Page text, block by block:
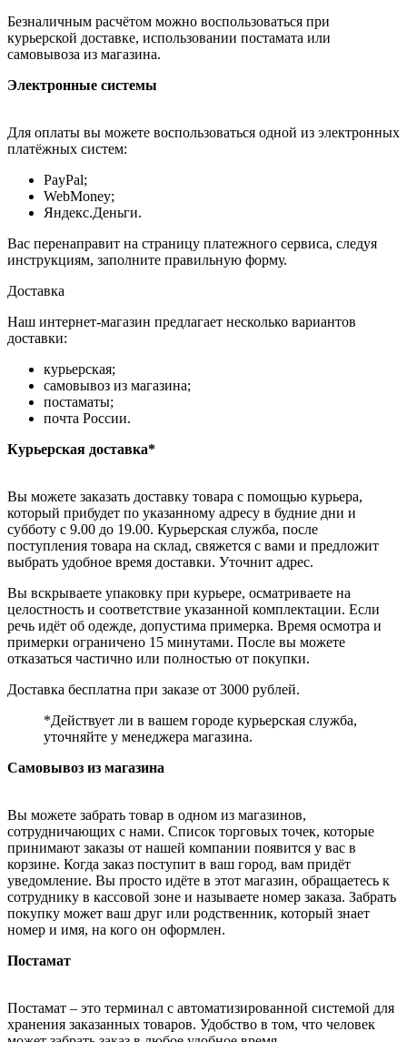
Безналичным расчётом можно воспользоваться при
курьерской доставке, использовании постамата или
самовывоза из магазина.
Электронные системы
Для оплаты вы можете воспользоваться одной из электронных
платёжных систем:
PayPal;
WebMoney;
Яндекс.Деньги.
Вас перенаправит на страницу платежного сервиса, следуя
инструкциям, заполните правильную форму.
Доставка
Наш интернет-магазин предлагает несколько вариантов
доставки:
курьерская;
самовывоз из магазина;
постаматы;
почта России.
Курьерская доставка*
Вы можете заказать доставку товара с помощью курьера,
который прибудет по указанному адресу в будние дни и
субботу с 9.00 до 19.00. Курьерская служба, после
поступления товара на склад, свяжется с вами и предложит
выбрать удобное время доставки. Уточнит адрес.
Вы вскрываете упаковку при курьере, осматриваете на
целостность и соответствие указанной комплектации. Если
речь идёт об одежде, допустима примерка. Время осмотра и
примерки ограничено 15 минутами. После вы можете
отказаться частично или полностью от покупки.
Доставка бесплатна при заказе от 3000 рублей.
*Действует ли в вашем городе курьерская служба,
уточняйте у менеджера магазина.
Самовывоз из магазина
Вы можете забрать товар в одном из магазинов,
сотрудничающих с нами. Список торговых точек, которые
принимают заказы от нашей компании появится у вас в
корзине. Когда заказ поступит в ваш город, вам придёт
уведомление. Вы просто идёте в этот магазин, обращаетесь к
сотруднику в кассовой зоне и называете номер заказа. Забрать
покупку может ваш друг или родственник, который знает
номер и имя, на кого он оформлен.
Постамат
Постамат – это терминал с автоматизированной системой для
хранения заказанных товаров. Удобство в том, что человек